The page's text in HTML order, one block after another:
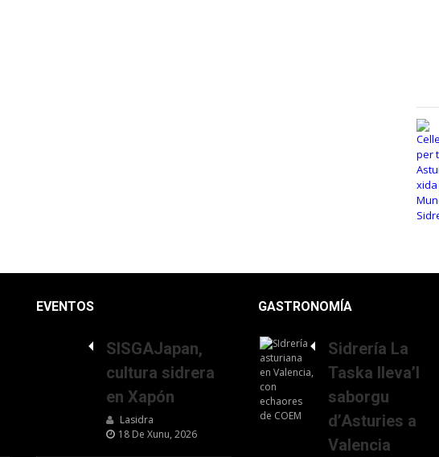
EVENTOS
SISGAJapan,
cultura sidrera
en Xapón
Lasidra
18 De Xunu, 2026
GASTRONOMÍA
Sidrería La
Taska lleva’l
saborgu
d’Asturies a
Valencia